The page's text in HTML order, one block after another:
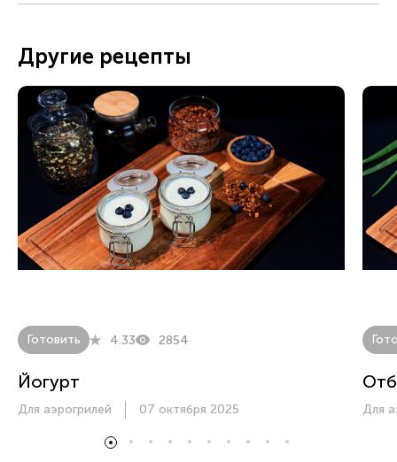
Другие рецепты
Готовить 4.33 2854
Йогурт
Для аэрогрилей 07 октября 2025 Для